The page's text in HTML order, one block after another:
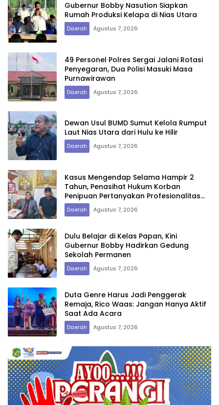
Gubernur Bobby Nasution Siapkan
Rumah Produksi Kelapa di Nias Utara
Daerah Agustus 7, 2026
49 Personel Polres Sergai Jalani Rotasi
Penyegaran, Dua Polisi Masuki Masa
Purnawirawan
Daerah Agustus 7, 2026
Dewan Usul BUMD Sumut Kelola Rumput
Laut Nias Utara dari Hulu ke Hilir
Daerah Agustus 7, 2026
Kasus Mengendap Selama Hampir 2
Tahun, Penasihat Hukum Korban
Penipuan Pertanyakan Profesionalitas
Penyidik Polres Tebing Tinggi
Daerah Agustus 7, 2026
Dulu Belajar di Kelas Papan, Kini
Gubernur Bobby Hadirkan Gedung
Sekolah Permanen
Daerah Agustus 7, 2026
Duta Genre Harus Jadi Penggerak
Remaja, Rico Waas: Jangan Hanya Aktif
Saat Ada Acara
Daerah Agustus 7, 2026